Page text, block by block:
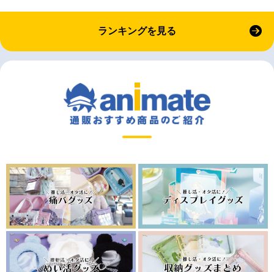
ランキングを見る